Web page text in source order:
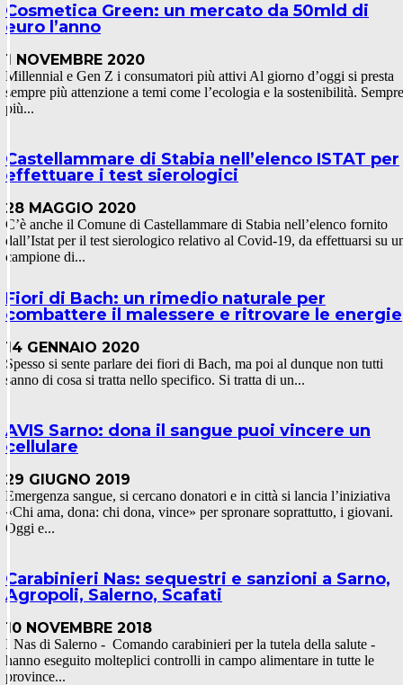
Cosmetica Green: un mercato da 50mld di
euro l’anno
1 NOVEMBRE 2020
Millennial e Gen Z i consumatori più attivi Al giorno d’oggi si presta
sempre più attenzione a temi come l’ecologia e la sostenibilità. Sempre
più...
Castellammare di Stabia nell’elenco ISTAT per
effettuare i test sierologici
28 MAGGIO 2020
C’è anche il Comune di Castellammare di Stabia nell’elenco fornito
dall’Istat per il test sierologico relativo al Covid-19, da effettuarsi su
campione di...
Fiori di Bach: un rimedio naturale per
combattere il malessere e ritrovare le energie
14 GENNAIO 2020
Spesso si sente parlare dei fiori di Bach, ma poi al dunque non tutti
sanno di cosa si tratta nello specifico. Si tratta di un...
AVIS Sarno: dona il sangue puoi vincere un
cellulare
29 GIUGNO 2019
Emergenza sangue, si cercano donatori e in città si lancia l’iniziativa
«Chi ama, dona: chi dona, vince» per spronare soprattutto, i giovani.
Oggi e...
Carabinieri Nas: sequestri e sanzioni a Sarno,
Agropoli, Salerno, Scafati
10 NOVEMBRE 2018
I Nas di Salerno - Comando carabinieri per la tutela della salute -
hanno eseguito molteplici controlli in campo alimentare in tutte le
province...